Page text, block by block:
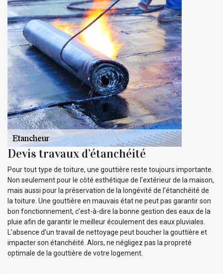
Devis travaux d’étanchéité
Pour tout type de toiture, une gouttière reste toujours importante.
Non seulement pour le côté esthétique de l’extérieur de la maison,
mais aussi pour la préservation de la longévité de l’étanchéité de
la toiture. Une gouttière en mauvais état ne peut pas garantir son
bon fonctionnement, c’est-à-dire la bonne gestion des eaux de la
pluie afin de garantir le meilleur écoulement des eaux pluviales.
L’absence d’un travail de nettoyage peut boucher la gouttière et
impacter son étanchéité. Alors, ne négligez pas la propreté
optimale de la gouttière de votre logement.